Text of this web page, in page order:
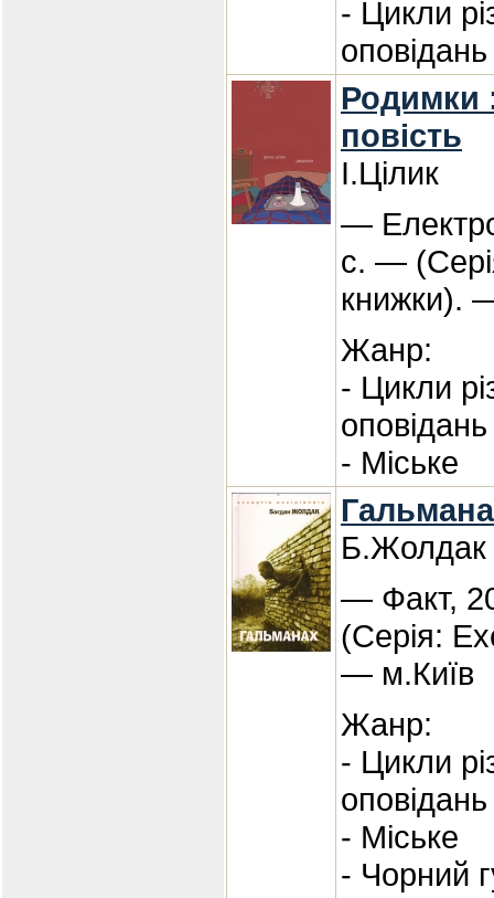
- Цикли
оповідань
Родимки
повість
І.Цілик
—
с. —
книжки).
Жанр:
- Цикли
оповідань
- Міське
Б.Жолдак
— Факт,
(Серія:
— м.Київ
Жанр:
- Цикли
оповідань
- Міське
- Чорний